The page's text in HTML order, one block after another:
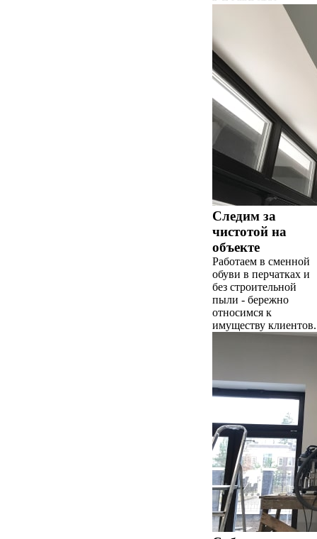
Следим за
чистотой на
объекте
Работаем в сменной
обуви в перчатках и
без строительной
пыли - бережно
относимся к
имуществу клиентов.